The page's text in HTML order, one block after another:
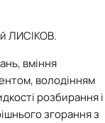
ЛИСІКОВ.
вміння
володінням
розбирання і
згорання з